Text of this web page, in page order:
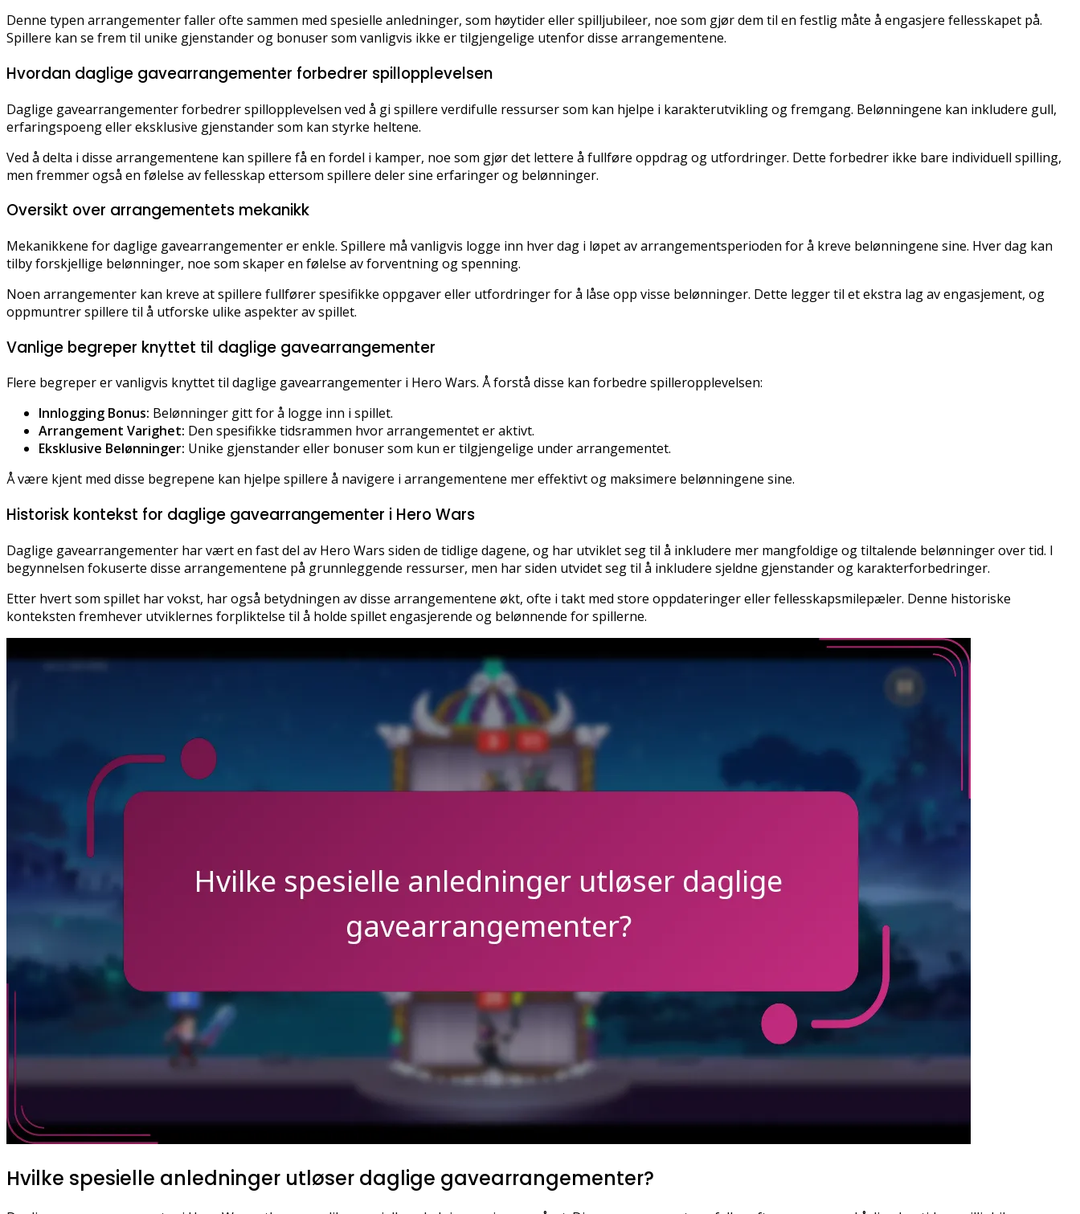
Denne typen arrangementer faller ofte sammen med spesielle anledninger, som høytider eller spilljubileer, noe som gjør dem til en festlig måte å engasjere fellesskapet på.
Spillere kan se frem til unike gjenstander og bonuser som vanligvis ikke er tilgjengelige utenfor disse arrangementene.
Hvordan daglige gavearrangementer forbedrer spillopplevelsen
Daglige gavearrangementer forbedrer spillopplevelsen ved å gi spillere verdifulle ressurser som kan hjelpe i karakterutvikling og fremgang. Belønningene kan inkludere gull,
erfaringspoeng eller eksklusive gjenstander som kan styrke heltene.
Ved å delta i disse arrangementene kan spillere få en fordel i kamper, noe som gjør det lettere å fullføre oppdrag og utfordringer. Dette forbedrer ikke bare individuell spilling,
men fremmer også en følelse av fellesskap ettersom spillere deler sine erfaringer og belønninger.
Oversikt over arrangementets mekanikk
Mekanikkene for daglige gavearrangementer er enkle. Spillere må vanligvis logge inn hver dag i løpet av arrangementsperioden for å kreve belønningene sine. Hver dag kan
tilby forskjellige belønninger, noe som skaper en følelse av forventning og spenning.
Noen arrangementer kan kreve at spillere fullfører spesifikke oppgaver eller utfordringer for å låse opp visse belønninger. Dette legger til et ekstra lag av engasjement, og
oppmuntrer spillere til å utforske ulike aspekter av spillet.
Vanlige begreper knyttet til daglige gavearrangementer
Flere begreper er vanligvis knyttet til daglige gavearrangementer i Hero Wars. Å forstå disse kan forbedre spilleropplevelsen:
Innlogging Bonus: Belønninger gitt for å logge inn i spillet.
Arrangement Varighet: Den spesifikke tidsrammen hvor arrangementet er aktivt.
Eksklusive Belønninger: Unike gjenstander eller bonuser som kun er tilgjengelige under arrangementet.
Å være kjent med disse begrepene kan hjelpe spillere å navigere i arrangementene mer effektivt og maksimere belønningene sine.
Historisk kontekst for daglige gavearrangementer i Hero Wars
Daglige gavearrangementer har vært en fast del av Hero Wars siden de tidlige dagene, og har utviklet seg til å inkludere mer mangfoldige og tiltalende belønninger over tid. I
begynnelsen fokuserte disse arrangementene på grunnleggende ressurser, men har siden utvidet seg til å inkludere sjeldne gjenstander og karakterforbedringer.
Etter hvert som spillet har vokst, har også betydningen av disse arrangementene økt, ofte i takt med store oppdateringer eller fellesskapsmilepæler. Denne historiske
konteksten fremhever utviklernes forpliktelse til å holde spillet engasjerende og belønnende for spillerne.
Hvilke spesielle anledninger utløser daglige gavearrangementer?